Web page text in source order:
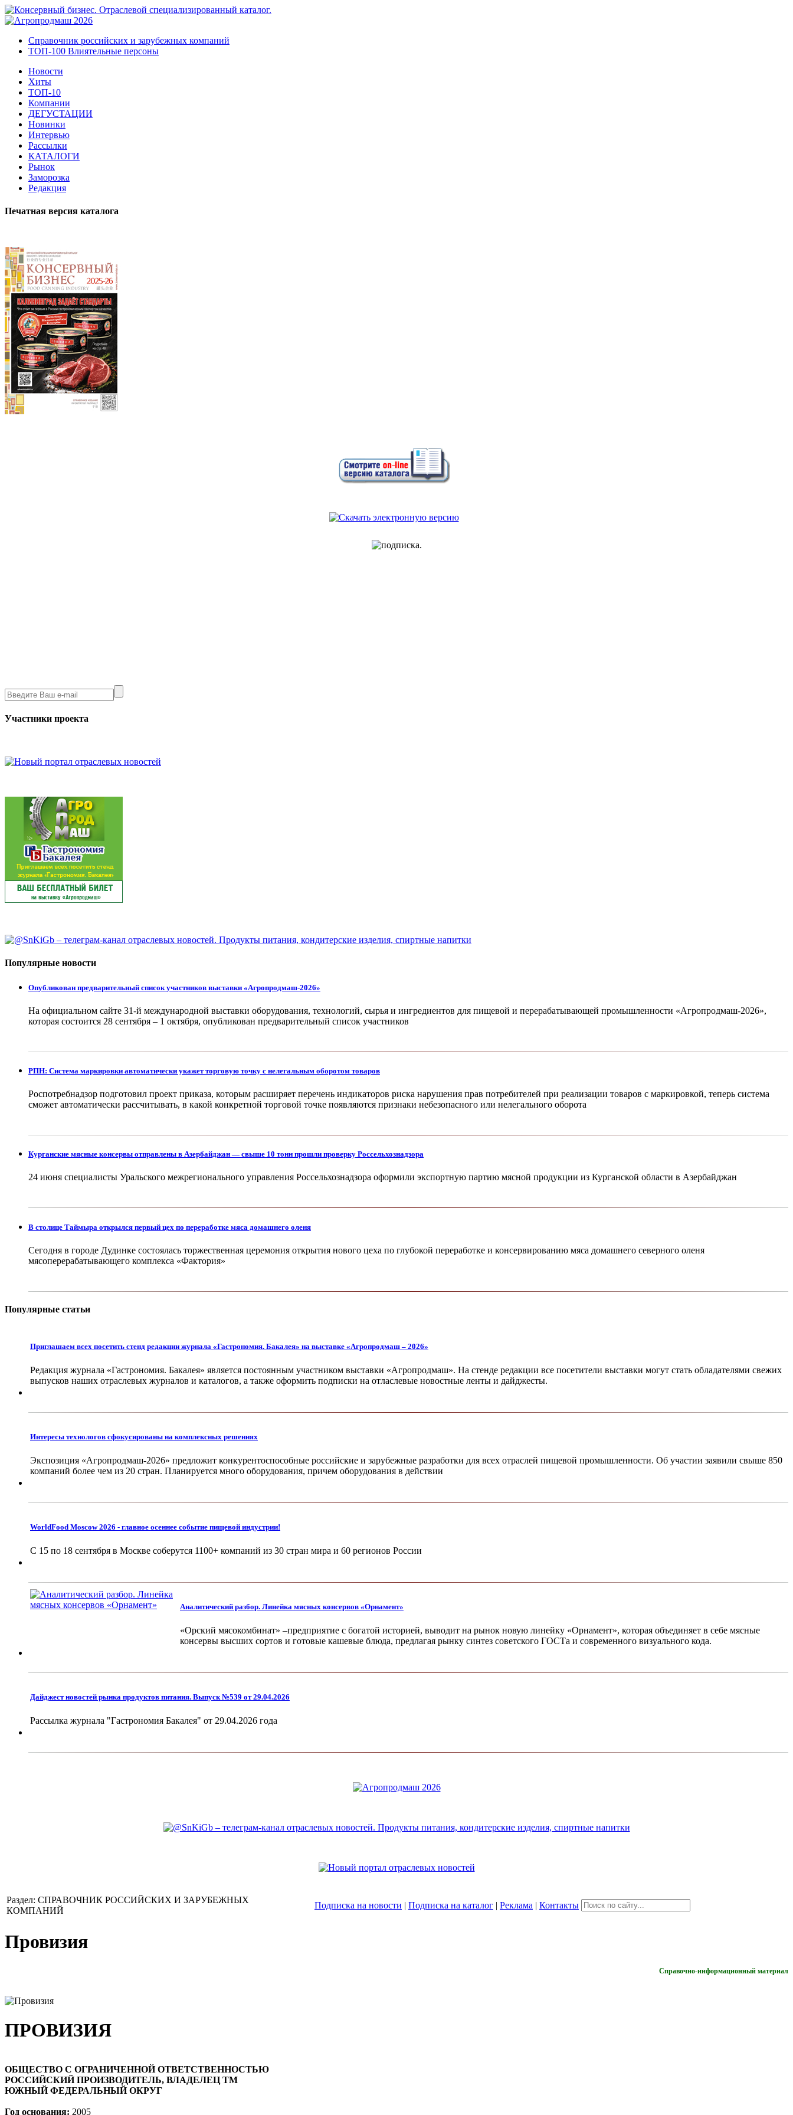
Справочник российских и зарубежных компаний
ТОП-100 Влиятельные персоны
Новости
Хиты
ТОП-10
Компании
ДЕГУСТАЦИИ
Новинки
Интервью
Рассылки
КАТАЛОГИ
Рынок
Заморозка
Редакция
Печатная версия каталога
Участники проекта
Популярные новости
Опубликован предварительный список участников выставки «Агропродмаш-2026»
На официальном сайте 31-й международной выставки оборудования, технологий, сырья и ингредиентов для пищевой и перерабатывающей промышленности «Агропродмаш-2026»,
которая состоится 28 сентября – 1 октября, опубликован предварительный список участников
РПН: Система маркировки автоматически укажет торговую точку с нелегальным оборотом товаров
Роспотребнадзор подготовил проект приказа, которым расширяет перечень индикаторов риска нарушения прав потребителей при реализации товаров с маркировкой, теперь система
сможет автоматически рассчитывать, в какой конкретной торговой точке появляются признаки небезопасного или нелегального оборота
Курганские мясные консервы отправлены в Азербайджан — свыше 10 тонн прошли проверку Россельхознадзора
24 июня специалисты Уральского межрегионального управления Россельхознадзора оформили экспортную партию мясной продукции из Курганской области в Азербайджан
В столице Таймыра открылся первый цех по переработке мяса домашнего оленя
Сегодня в городе Дудинке состоялась торжественная церемония открытия нового цеха по глубокой переработке и консервированию мяса домашнего северного оленя
мясоперерабатывающего комплекса «Фактория»
Популярные статьи
Приглашаем всех посетить стенд редакции журнала «Гастрономия. Бакалея» на выставке «Агропродмаш – 2026»
Редакция журнала «Гастрономия. Бакалея» является постоянным участником выставки «Агропродмаш». На стенде редакции все посетители выставки могут стать обладателями свежих
выпусков наших отраслевых журналов и каталогов, а также оформить подписки на отласлевые новостные ленты и дайджесты.
Интересы технологов сфокусированы на комплексных решениях
Экспозиция «Агропродмаш-2026» предложит конкурентоспособные российские и зарубежные разработки для всех отраслей пищевой промышленности. Об участии заявили свыше 850
компаний более чем из 20 стран. Планируется много оборудования, причем оборудования в действии
WorldFood Moscow 2026 - главное осеннее событие пищевой индустрии!
С 15 по 18 сентября в Москве соберутся 1100+ компаний из 30 стран мира и 60 регионов России
Аналитический разбор. Линейка мясных консервов «Орнамент»
«Орский мясокомбинат» –предприятие с богатой историей, выводит на рынок новую линейку «Орнамент», которая объединяет в себе мясные
консервы высших сортов и готовые кашевые блюда, предлагая рынку синтез советского ГОСТа и современного визуального кода.
Дайджест новостей рынка продуктов питания. Выпуск №539 от 29.04.2026
Рассылка журнала "Гастрономия Бакалея" от 29.04.2026 года
Раздел: СПРАВОЧНИК РОССИЙСКИХ И ЗАРУБЕЖНЫХ
КОМПАНИЙ
Подписка на новости | Подписка на каталог | Реклама | Контакты
Провизия
Справочно-информационный материал
ПРОВИЗИЯ
ОБЩЕСТВО С ОГРАНИЧЕННОЙ ОТВЕТСТВЕННОСТЬЮ
РОССИЙСКИЙ ПРОИЗВОДИТЕЛЬ, ВЛАДЕЛЕЦ ТМ
ЮЖНЫЙ ФЕДЕРАЛЬНЫЙ ОКРУГ
Год основания: 2005